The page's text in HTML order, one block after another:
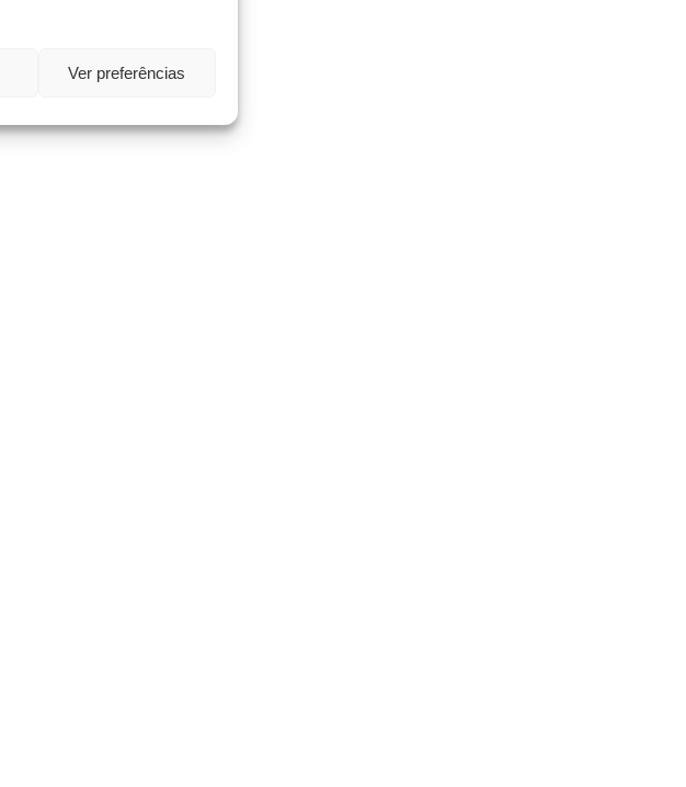
Ver preferências